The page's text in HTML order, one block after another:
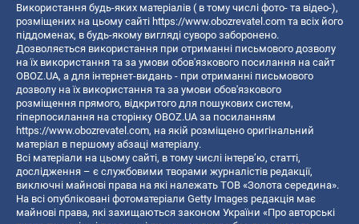
Використання будь-яких матеріалів ( в тому числі фото- та відео-),
розміщених на цьому сайті https://www.obozrevatel.com та всіх його
піддоменах, в будь-якому вигляді суворо заборонено.
Дозволяється використання при отриманні письмового дозволу
на їх використання та за умови обов'язкового посилання на сайт
OBOZ.UA, а для інтернет-видань - при отриманні письмового
дозволу на їх використання та за умови обов'язкового
розміщення прямого, відкритого для пошукових систем,
гіперпосилання на сторінку OBOZ.UA за посиланням
https://www.obozrevatel.com, на якій розміщено оригінальний
матеріал в першому абзаці матеріалу.
Всі матеріали на цьому сайті, в тому числі інтерв’ю, статті,
дослідження – є службовими творами журналістів редакції,
виключні майнові права на які належать ТОВ «Золота середина».
На всі опубліковані фотоматеріали Getty Images редакція має
майнові права, які захищаються законом України «Про авторські